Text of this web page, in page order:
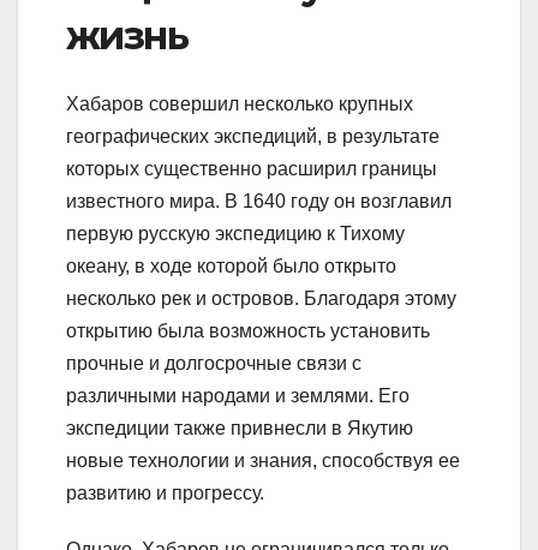
жизнь
Хабаров совершил несколько крупных
географических экспедиций, в результате
которых существенно расширил границы
известного мира. В 1640 году он возглавил
первую русскую экспедицию к Тихому
океану, в ходе которой было открыто
несколько рек и островов. Благодаря этому
открытию была возможность установить
прочные и долгосрочные связи с
различными народами и землями. Его
экспедиции также привнесли в Якутию
новые технологии и знания, способствуя ее
развитию и прогрессу.